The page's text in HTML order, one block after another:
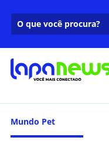
Mundo Pet